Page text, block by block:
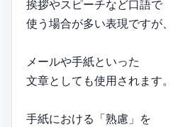
挨拶やスピーチなど口語で
使う場合が多い表現ですが、
メールや手紙といった
文章としても使用されます。
手紙における「熟慮」を